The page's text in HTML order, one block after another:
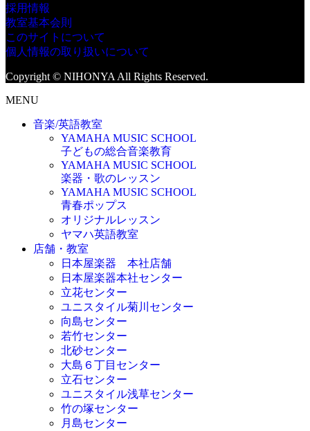
採用情報
教室基本会則
このサイトについて
個人情報の取り扱いについて
Copyright © NIHONYA All Rights Reserved.
MENU
音楽/英語教室
YAMAHA MUSIC SCHOOL
子どもの総合音楽教育
YAMAHA MUSIC SCHOOL
楽器・歌のレッスン
YAMAHA MUSIC SCHOOL
青春ポップス
オリジナルレッスン
ヤマハ英語教室
店舗・教室
日本屋楽器 本社店舗
日本屋楽器本社センター
立花センター
ユニスタイル菊川センター
向島センター
若竹センター
北砂センター
大島６丁目センター
立石センター
ユニスタイル浅草センター
竹の塚センター
月島センター